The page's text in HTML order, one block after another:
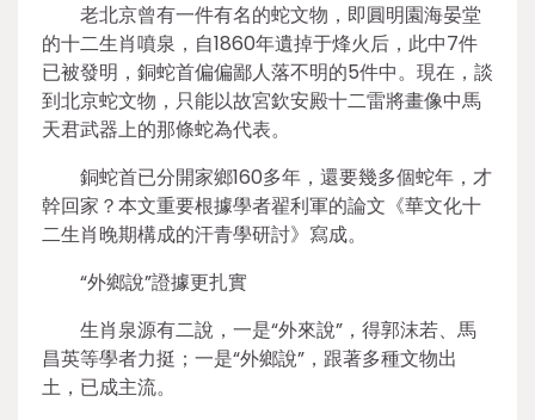
老北京曾有一件有名的蛇文物，即圓明園海晏堂
的十二生肖噴泉，自1860年遺掉于烽火后，此中7件
已被發明，銅蛇首偏偏鄙人落不明的5件中。現在，談
到北京蛇文物，只能以故宮欽安殿十二雷將畫像中馬
天君武器上的那條蛇為代表。
銅蛇首已分開家鄉160多年，還要幾多個蛇年，才
幹回家？本文重要根據學者翟利軍的論文《華文化十
二生肖晚期構成的汗青學研討》寫成。
“外鄉說”證據更扎實
生肖泉源有二說，一是“外來說”，得郭沫若、馬
昌英等學者力挺；一是“外鄉說”，跟著多種文物出
土，已成主流。